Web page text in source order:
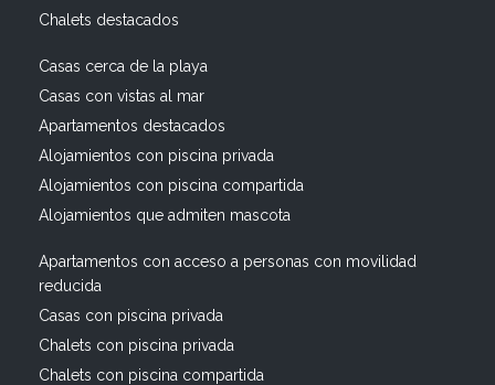
Chalets destacados
Casas cerca de la playa
Casas con vistas al mar
Apartamentos destacados
Alojamientos con piscina privada
Alojamientos con piscina compartida
Alojamientos que admiten mascota
Apartamentos con acceso a personas con movilidad
reducida
Casas con piscina privada
Chalets con piscina privada
Chalets con piscina compartida